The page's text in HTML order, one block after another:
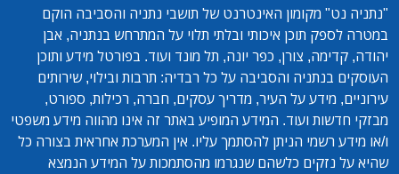
"נתניה נט" מקומון האינטרנט של תושבי נתניה והסביבה הוקם
במטרה לספק תוכן איכותי ובלתי תלוי על המתרחש בנתניה, אבן
יהודה, קדימה, צורן, כפר יונה, תל מונד ועוד. בפורטל מידע ותוכן
העוסקים בנתניה והסביבה על כל רבדיה: תרבות ובילוי, שירותים
עירוניים, מידע על העיר, מדריך עסקים, חברה, רכילות, ספורט,
מבזקי חדשות ועוד. המידע המופיע באתר זה אינו מהווה מידע משפטי
ו/או מידע רשמי הניתן להסתמך עליו. אין המערכת אחראית בצורה כל
שהיא על נזקים כלשהם שנגרמו מהסתמכות על המידע הנמצא